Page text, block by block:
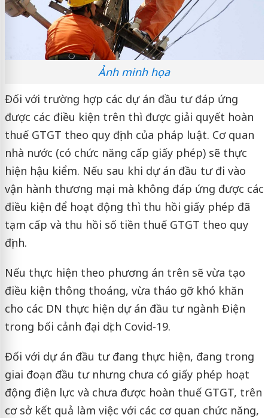
Ảnh minh họa
Đối với trường hợp các dự án đầu tư đáp ứng
được các điều kiện trên thì được giải quyết hoàn
thuế GTGT theo quy định của pháp luật. Cơ quan
nhà nước (có chức năng cấp giấy phép) sẽ thực
hiện hậu kiểm. Nếu sau khi dự án đầu tư đi vào
vận hành thương mại mà không đáp ứng được các
điều kiện để hoạt động thì thu hồi giấy phép đã
tạm cấp và thu hồi số tiền thuế GTGT theo quy
định.
Nếu thực hiện theo phương án trên sẽ vừa tạo
điều kiện thông thoáng, vừa tháo gỡ khó khăn
cho các DN thực hiện dự án đầu tư ngành Điện
trong bối cảnh đại dịch Covid-19.
Đối với dự án đầu tư đang thực hiện, đang trong
giai đoạn đầu tư nhưng chưa có giấy phép hoạt
động điện lực và chưa được hoàn thuế GTGT, trên
cơ sở kết quả làm việc với các cơ quan chức năng,